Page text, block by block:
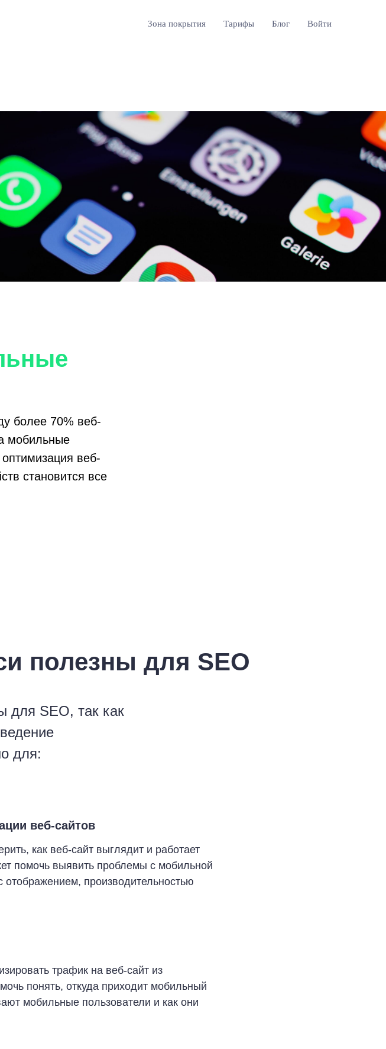
Зона покрытия Тарифы Блог Войти
более 70% веб-
мобильные
оптимизация веб-
становится все
полезны для SEO
для SEO, так как
для:
веб-сайтов
как веб-сайт выглядит и работает
помочь выявить проблемы с мобильной
отображением, производительностью
трафик на веб-сайт из
понять, откуда приходит мобильный
мобильные пользователи и как они